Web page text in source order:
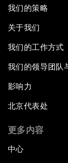
我们的策略
关于我们
我们的工作方式
我们的领导团队
影响力
北京代表处
更多内容
中心